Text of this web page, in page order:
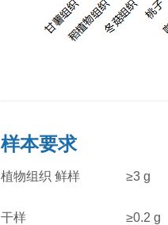
样本要求
植物组织 鲜样 ≥3 g
干样 ≥0.2 g